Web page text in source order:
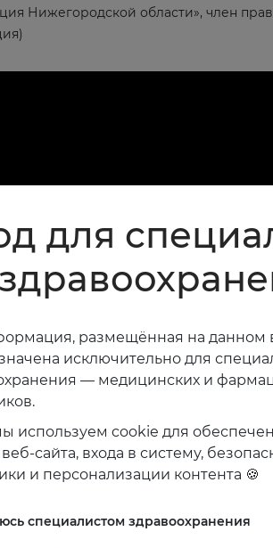
Нижегородской области», член
для
размещённая на данном
исключительно для
— медицинских и
используем cookie для
сайта, входа в систему,
и персонализации контента 🍪
специалистом здравоохранения